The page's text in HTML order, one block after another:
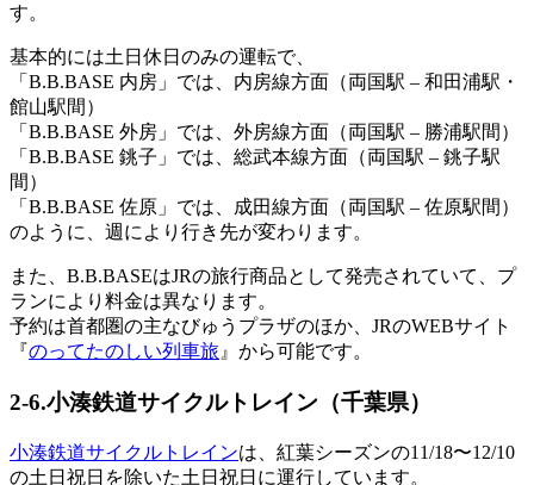
す。
基本的には土日休日のみの運転で、
「B.B.BASE 内房」では、内房線方面（両国駅 – 和田浦駅・
館山駅間）
「B.B.BASE 外房」では、外房線方面（両国駅 – 勝浦駅間）
「B.B.BASE 銚子」では、総武本線方面（両国駅 – 銚子駅
間）
「B.B.BASE 佐原」では、成田線方面（両国駅 – 佐原駅間）
のように、週により行き先が変わります。
また、B.B.BASEはJRの旅行商品として発売されていて、プ
ランにより料金は異なります。
予約は首都圏の主なびゅうプラザのほか、JRのWEBサイト
『のってたのしい列車旅 』から可能です。
2-6.小湊鉄道サイクルトレイン（千葉県）
小湊鉄道サイクルトレインは、紅葉シーズンの11/18〜12/10
の土日祝日を除いた土日祝日に運行しています。